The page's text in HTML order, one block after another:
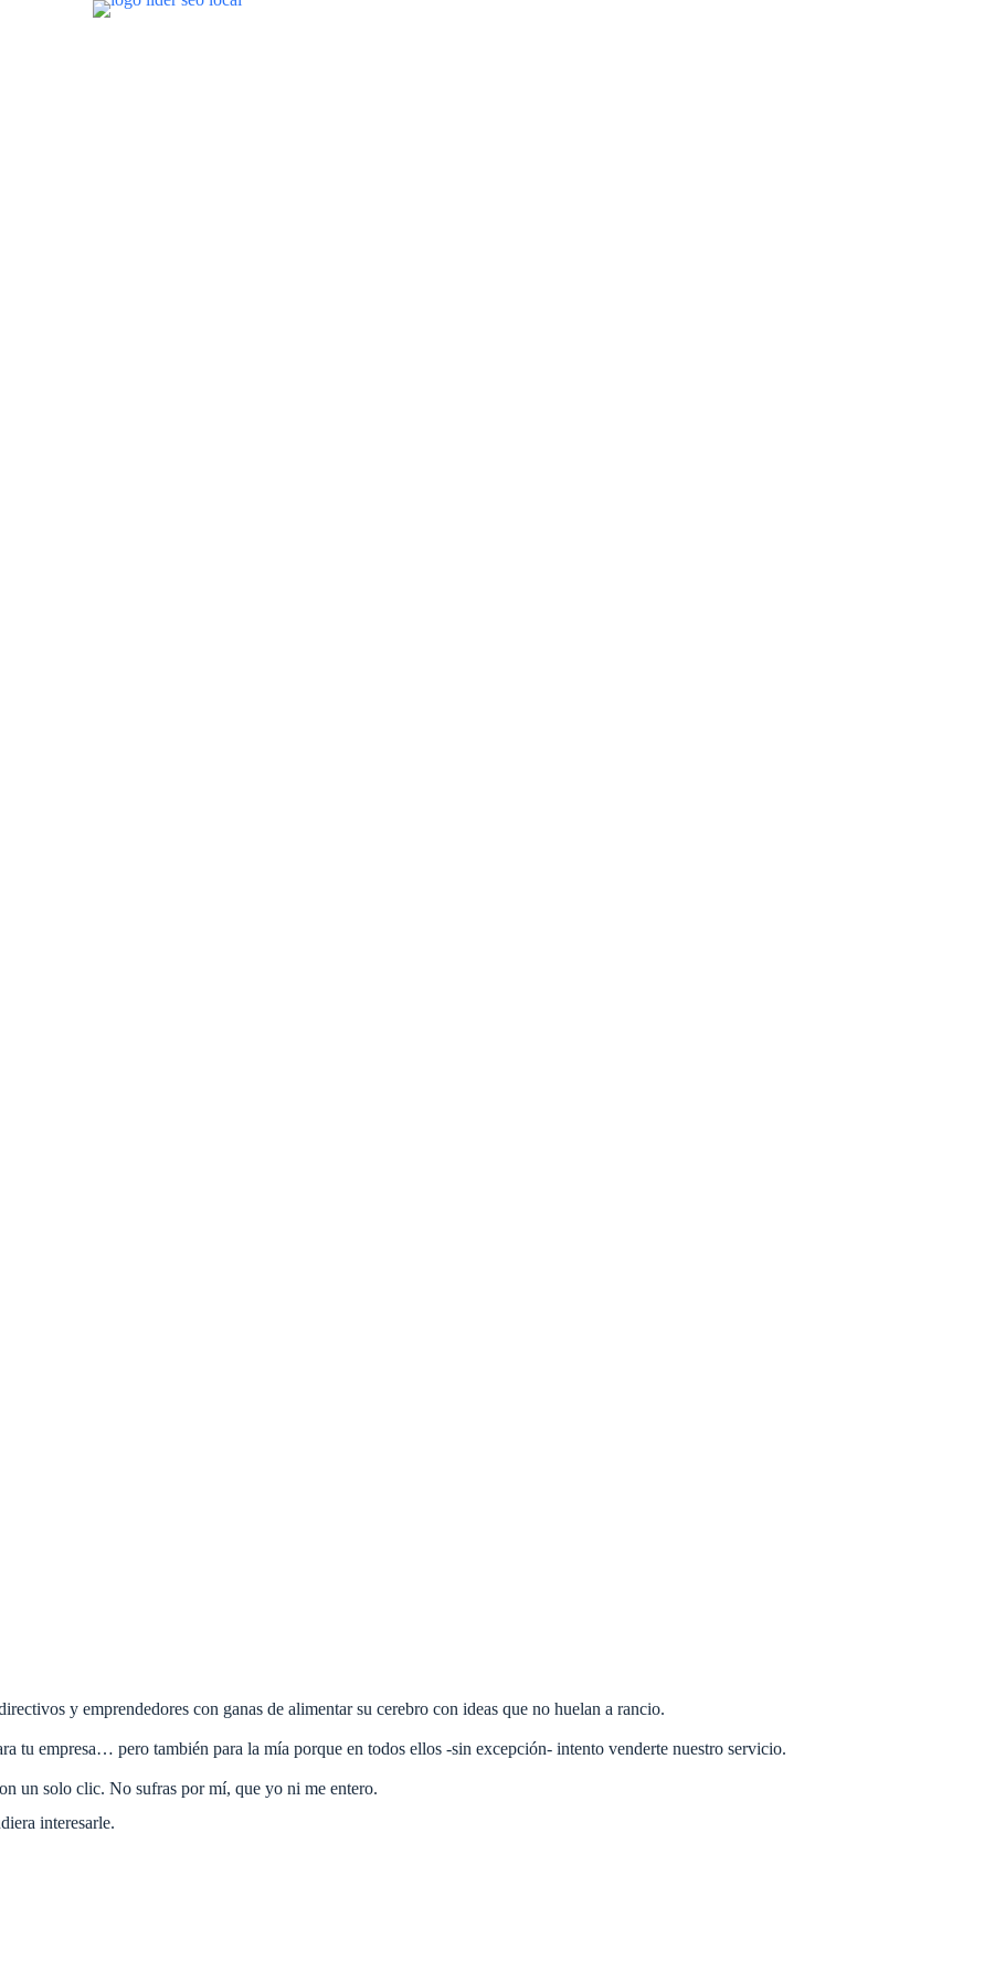
y emprendedores con ganas de alimentar su cerebro con ideas que no huelan a rancio.
tu empresa… pero también para la mía porque en todos ellos -sin excepción- intento venderte nuestro servicio.
un solo clic. No sufras por mí, que yo ni me entero.
interesarle.